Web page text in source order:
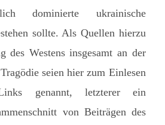
dominierte ukrainische
sollte. Als Quellen hierzu
des Westens insgesamt an der
seien hier zum Einlesen
genannt, letzterer ein
von Beiträgen des